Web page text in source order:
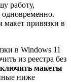
работу,
одновременно.
макет привязки в
в Windows 11
из реестра без
макеты
ниже